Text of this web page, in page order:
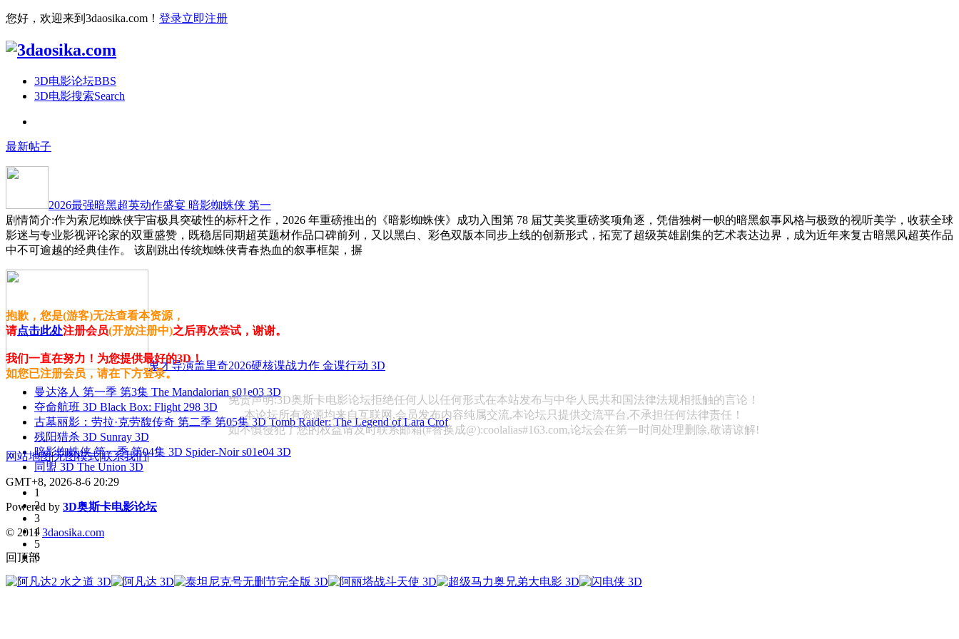
您好，欢迎来到3daosika.com！ 登录立即注册
3D电影论坛BBS
3D电影搜索Search
最新帖子
2026最强暗黑超英动作盛宴 暗影蜘蛛侠 第一
剧情简介:作为索尼蜘蛛侠宇宙极具突破性的标杆之作，2026 年重磅推出的《暗影蜘蛛侠》成功入围第 78 届艾美奖重磅奖项角逐，凭借独树一帜的暗黑叙事风格与极致的视听美学，收获全球
影迷与专业影视评论家的双重盛赞，既稳居同期超英题材作品口碑前列，又以黑白、彩色双版本同步上线的创新形式，拓宽了超级英雄剧集的艺术表达边界，成为近年来复古暗黑风超英作品
中不可逾越的经典佳作。 该剧跳出传统蜘蛛侠青春热血的叙事框架，摒
鬼才导演盖里奇2026硬核谍战力作 金谍行动 3D
曼达洛人 第一季 第3集 The Mandalorian s01e03 3D
夺命航班 3D Black Box: Flight 298 3D
古墓丽影：劳拉·克劳馥传奇 第二季 第05集 3D Tomb Raider: The Legend of Lara Crof
残阳猎杀 3D Sunray 3D
暗影蜘蛛侠 第一季 第04集 3D Spider-Noir s01e04 3D
同盟 3D The Union 3D
1
2
3
4
5
6
抱歉，您是(游客)无法查看本资源，
请点击此处注册会员(开放注册中)之后再次尝试，谢谢。
我们一直在努力！为您提供最好的3D！
如您已注册会员，请在下方登录。
免责声明:3D奥斯卡电影论坛拒绝任何人以任何形式在本站发布与中华人民共和国法律法规相抵触的言论！
本论坛所有资源均来自互联网,会员发布内容纯属交流,本论坛只提供交流平台,不承担任何法律责任！
如不慎侵犯了您的权益请及时联系邮箱(#替换成@):coolalias#163.com,论坛会在第一时间处理删除,敬请谅解!
网站地图|无图模式|联系我们|
GMT+8, 2026-8-6 20:29
Powered by 3D奥斯卡电影论坛
© 20113daosika.com
回顶部